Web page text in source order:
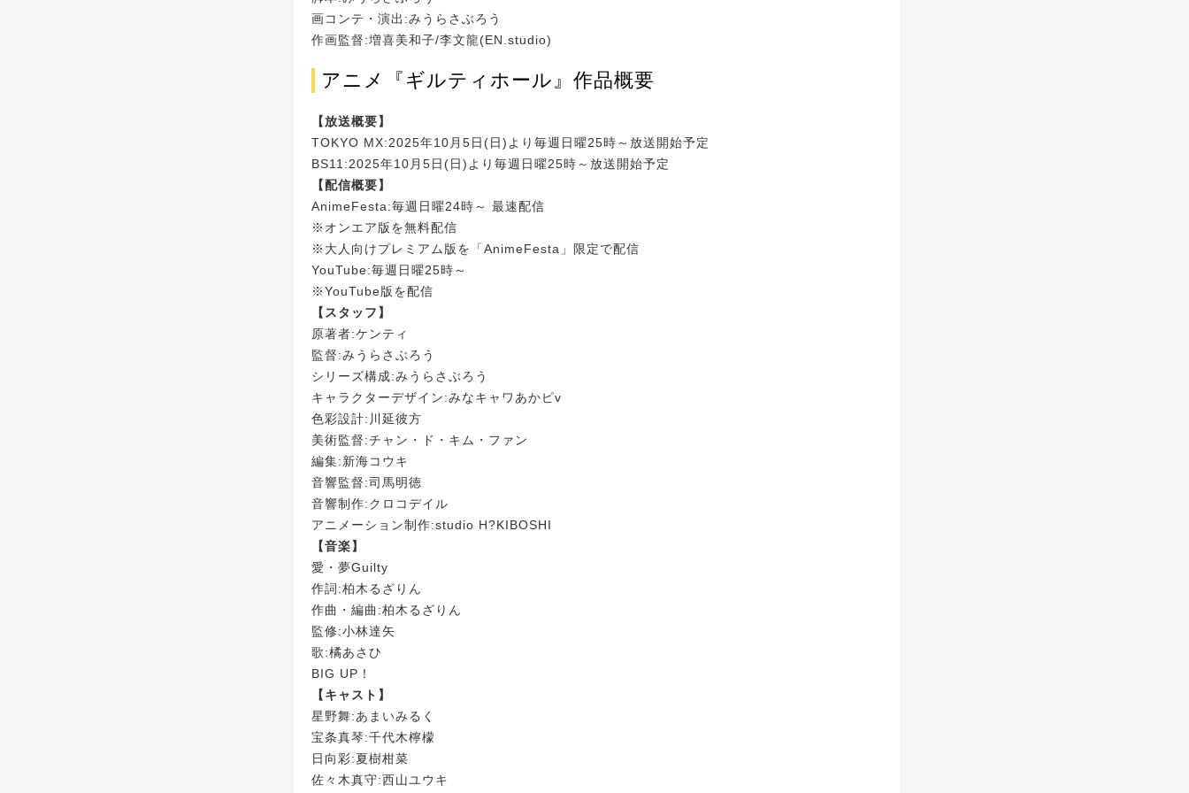
画コンテ・演出:みうらさぶろう
作画監督:増喜美和子/李文龍(EN.studio)
アニメ『ギルティホール』作品概要
【放送概要】
TOKYO MX:2025年10月5日(日)より毎週日曜25時～放送開始予定
BS11:2025年10月5日(日)より毎週日曜25時～放送開始予定
【配信概要】
AnimeFesta:毎週日曜24時～ 最速配信
※オンエア版を無料配信
※大人向けプレミアム版を「AnimeFesta」限定で配信
YouTube:毎週日曜25時～
※YouTube版を配信
【スタッフ】
原著者:ケンティ
監督:みうらさぶろう
シリーズ構成:みうらさぶろう
キャラクターデザイン:みなキャワあかピv
色彩設計:川延彼方
美術監督:チャン・ド・キム・ファン
編集:新海コウキ
音響監督:司馬明徳
音響制作:クロコデイル
アニメーション制作:studio H?KIBOSHI
【音楽】
愛・夢Guilty
作詞:柏木るざりん
作曲・編曲:柏木るざりん
監修:小林達矢
歌:橘あさひ
BIG UP！
【キャスト】
星野舞:あまいみるく
宝条真琴:千代木檸檬
日向彩:夏樹柑菜
佐々木真守:西山ユウキ